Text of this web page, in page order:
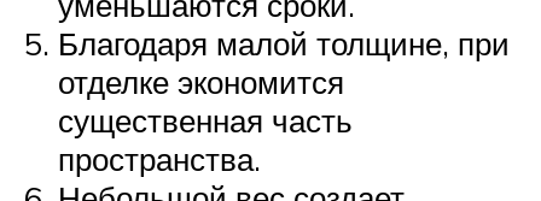
Благодаря малой толщине, при
отделке экономится
существенная часть
пространства.